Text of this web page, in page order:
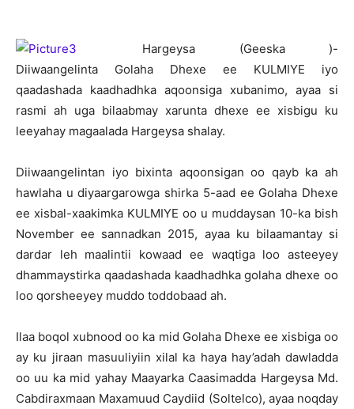
Hargeysa (Geeska )-
Diiwaangelinta Golaha Dhexe ee KULMIYE iyo
qaadashada kaadhadhka aqoonsiga xubanimo, ayaa si
rasmi ah uga bilaabmay xarunta dhexe ee xisbigu ku
leeyahay magaalada Hargeysa shalay.
Diiwaangelintan iyo bixinta aqoonsigan oo qayb ka ah
hawlaha u diyaargarowga shirka 5-aad ee Golaha Dhexe
ee xisbal-xaakimka KULMIYE oo u muddaysan 10-ka bish
November ee sannadkan 2015, ayaa ku bilaamantay si
dardar leh maalintii kowaad ee waqtiga loo asteeyey
dhammaystirka qaadashada kaadhadhka golaha dhexe oo
loo qorsheeyey muddo toddobaad ah.
Ilaa boqol xubnood oo ka mid Golaha Dhexe ee xisbiga oo
ay ku jiraan masuuliyiin xilal ka haya hay’adah dawladda
oo uu ka mid yahay Maayarka Caasimadda Hargeysa Md.
Cabdiraxmaan Maxamuud Caydiid (Soltelco), ayaa noqday